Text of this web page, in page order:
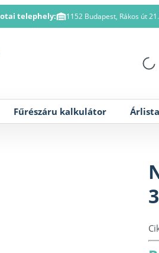
telephely: 1152 Budapest, Rákos út 21.
Fűrészáru kalkulátor Árlista